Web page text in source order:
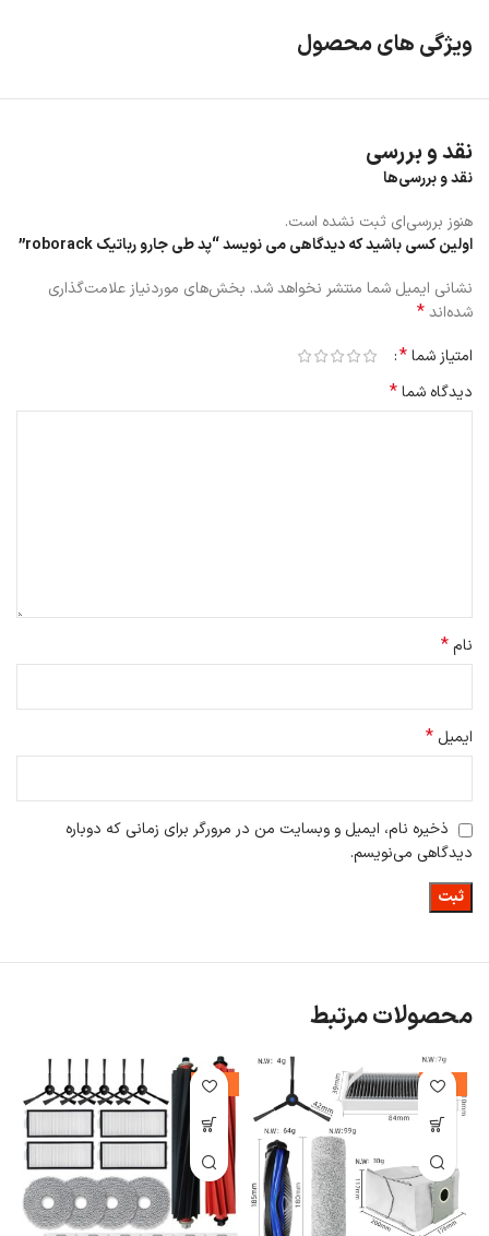
ویژگی های محصول
نقد و بررسی
نقد و بررسی‌ها
هنوز بررسی‌ای ثبت نشده است.
اولین کسی باشید که دیدگاهی می نویسد “پد طی جارو رباتیک roborack”
نشانی ایمیل شما منتشر نخواهد شد. بخش‌های موردنیاز علامت‌گذاری
شده‌اند*
امتیاز شما*
دیدگاه شما*
نام*
ایمیل *
ذخیره نام، ایمیل و وبسایت من در مرورگر برای زمانی که دوباره
دیدگاهی می‌نویسم.
محصولات مرتبط
-12%
-31%